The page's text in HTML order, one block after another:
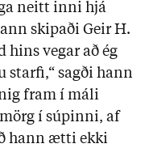
neitt inni hjá
skipaði Geir H.
hins vegar að ég
starfi,“ sagði hann
fram í máli
í súpinni, af
hann ætti ekki